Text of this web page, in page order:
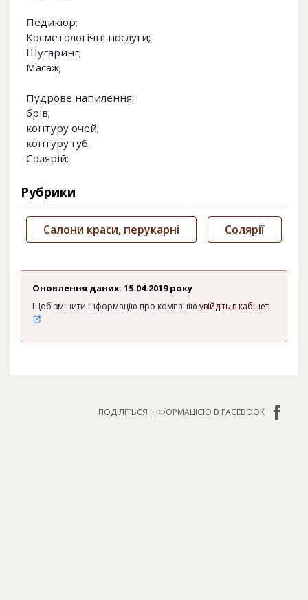
Педикюр;
Косметологічні послуги;
Шугаринг;
Масаж;
Пудрове напилення:
брів;
контуру очей;
контуру губ.
Солярій;
Рубрики
Салони краси, перукарні Солярії
Оновлення даних: 15.04.2019 року
Щоб змінити інформацію про компанію увійдіть в кабінет
ПОДІЛІТЬСЯ ІНФОРМАЦІЄЮ В FACEBOOK